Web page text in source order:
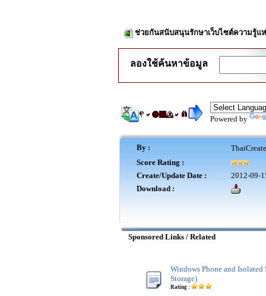
ช่วยกันสนับสนุนรักษาเว็บไซต์ความรู้แ
ลองใช้ค้นหาข้อมูล
Powered by
By :
Score Rating :
Create/Update Date :
2012-09-
Download :
Sponsored Links / Related
Windows Phone and
Storage)
Rating :